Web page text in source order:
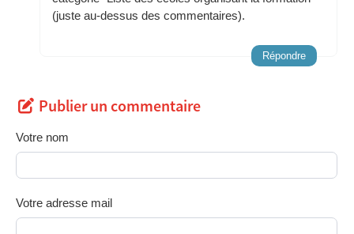
(juste au-dessus des commentaires).
Répondre
Publier un commentaire
Votre nom
Votre adresse mail